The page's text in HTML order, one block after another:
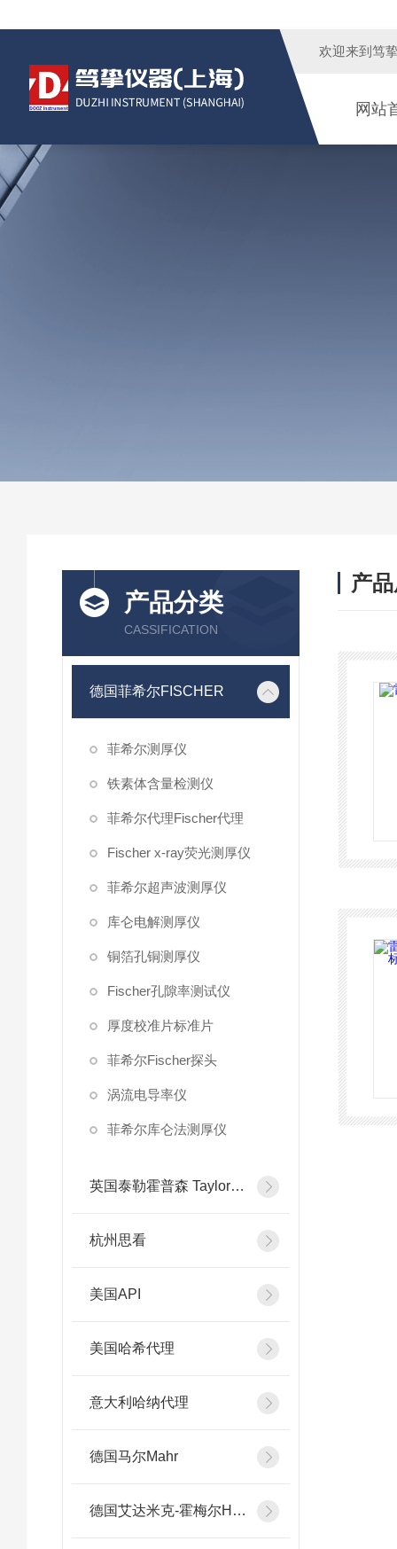
欢迎来到 笃
网站
产品分类
CASSIFICATION
德国菲希尔FISCHER
菲希尔测厚仪
铁素体含量检测仪
菲希尔代理Fischer代理
Fischer x-ray荧光测厚仪
菲希尔超声波测厚仪
库仑电解测厚仪
铜箔孔铜测厚仪
Fischer孔隙率测试仪
厚度校准片标准片
菲希尔Fischer探头
涡流电导率仪
菲希尔库仑法测厚仪
英国泰勒霍普森 Taylor Hobson
杭州思看
美国API
美国哈希代理
意大利哈纳代理
德国马尔Mahr
德国艾达米克-霍梅尔Hommel
产